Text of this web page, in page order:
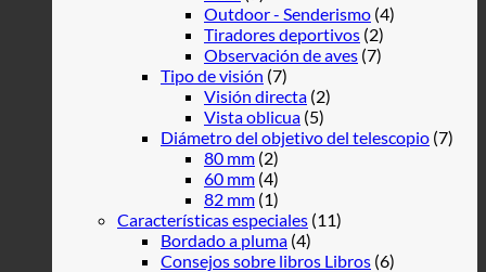
Outdoor - Senderismo (4)
Tiradores deportivos (2)
Observación de aves (7)
Tipo de visión (7)
Visión directa (2)
Vista oblicua (5)
Diámetro del objetivo del telescopio (7)
80 mm (2)
60 mm (4)
82 mm (1)
Características especiales (11)
Bordado a pluma (4)
Consejos sobre libros Libros (6)